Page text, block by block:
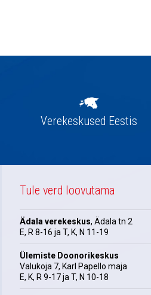
Verekeskused Eestis
Tule verd loovutama
Ädala verekeskus, Ädala tn 2
E, R 8-16 ja T, K, N 11-19
Ülemiste Doonorikeskus
Valukoja 7, Karl Papello maja
E, K, R 9-17 ja T, N 10-18